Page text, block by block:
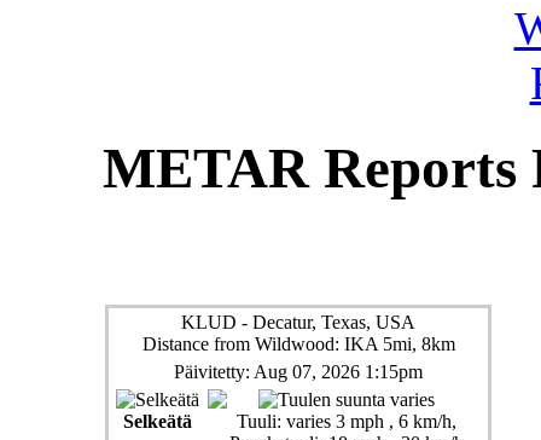
METAR Reports
KLUD - Decatur, Texas, USA
Distance from Wildwood: IKA 5mi, 8km
Päivitetty: Aug 07, 2026 1:15pm
Selkeätä Tuuli: varies 3 mph , 6 km/h,